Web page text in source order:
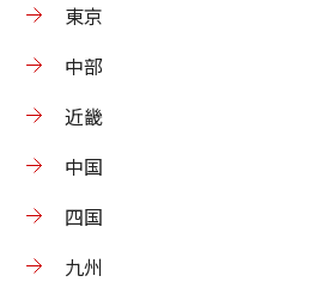
東京
中部
近畿
中国
四国
九州